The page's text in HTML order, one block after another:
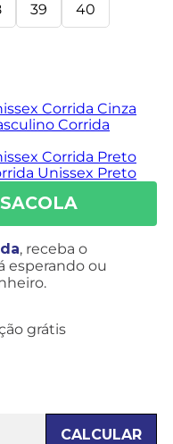
39 40
, receba o
esperando ou
grátis
CALCULAR